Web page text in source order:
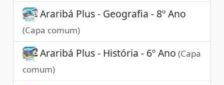
Araribá Plus - Geografia - 8º Ano
(Capa comum)
Araribá Plus - História - 6º Ano (Capa
comum)